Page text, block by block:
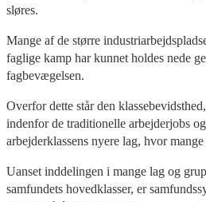
sløres.
Mange af de større
faglige kamp har kunnet holdes nede
fagbevægelsen.
Overfor dette står den
indenfor de traditionelle arbejderjobs
arbejderklassens nyere lag, hvor
Uanset inddelingen i mange lag og
samfundets hovedklasser, er